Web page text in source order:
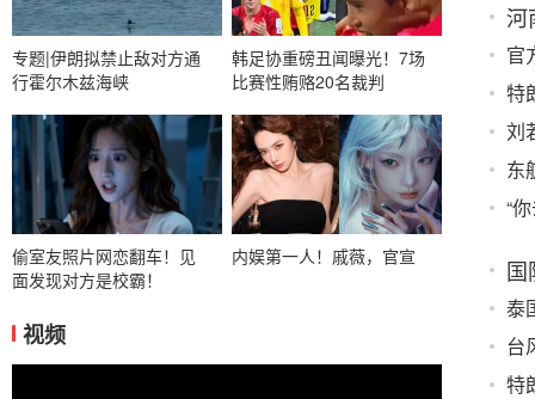
专题|伊朗拟禁止敌对方通
行霍尔木兹海峡
韩足协重磅丑闻曝光！7场
比赛性贿赂20名裁判
偷室友照片网恋翻车！见
面发现对方是校霸！
内娱第一人！戚薇，官宣
视频
河
官
特
刘
东
“
国
泰
台
特